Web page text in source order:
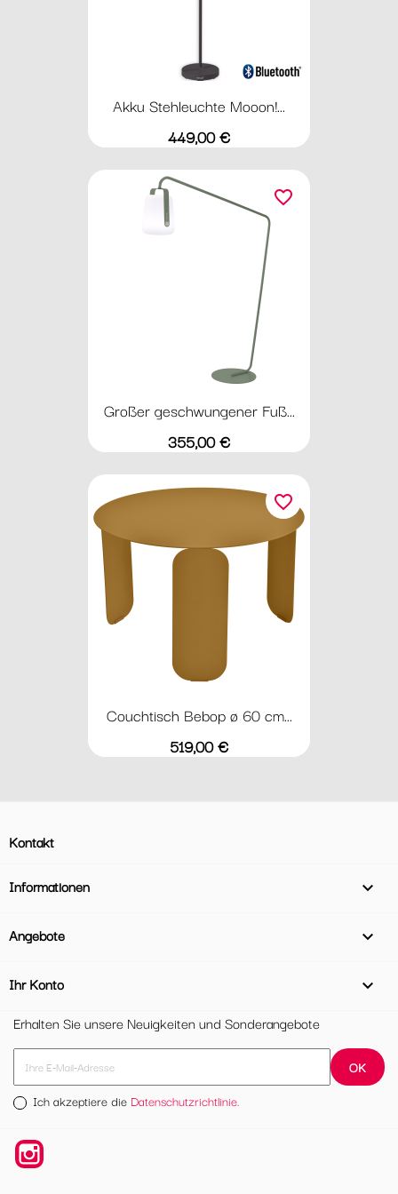
Akku Stehleuchte Mooon!...
Preis
449,00 €
Großer geschwungener Fuß...
Preis
355,00 €
favorite_border
Couchtisch Bebop ø 60 cm...
Preis
519,00 €
favorite_border
Kontakt
Informationen 
Angebote 
Ihr Konto

Erhalten Sie unsere Neuigkeiten und Sonderangebote
Ich akzeptiere die Datenschutzrichtlinie.